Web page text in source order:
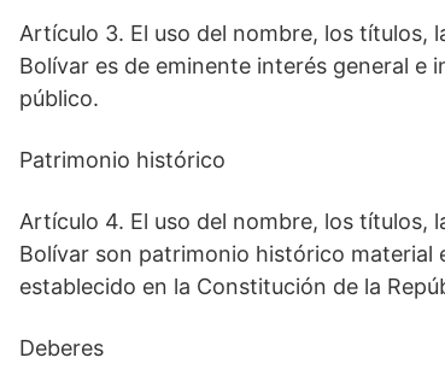
Artículo 3. El uso del nombre, los títulos,
Bolívar es de eminente interés general e
público.
Patrimonio histórico
Artículo 4. El uso del nombre, los títulos,
Bolívar son patrimonio histórico material
establecido en la Constitución de la
Deberes